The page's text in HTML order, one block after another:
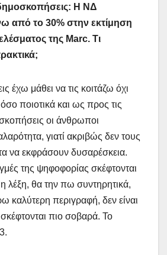
Η ΝΔ
από το 30% στην εκτίμηση
της Marc. Τι
έχω μάθει να τις κοιτάζω όχι
ποιοτικά και ως προς τις
οι άνθρωποι
γιατί ακριβώς δεν τους
να εκφράσουν δυσαρέσκεια.
της ψηφοφορίας σκέφτονται
λέξη, θα την πω συντηρητικά,
περιγραφή, δεν είναι
πιο σοβαρά. Το